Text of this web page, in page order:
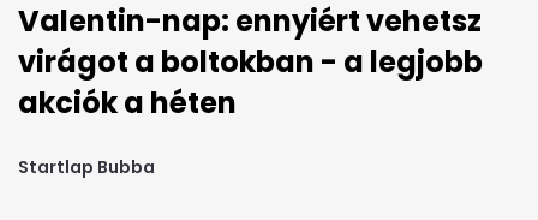
Valentin-nap: ennyiért vehetsz
virágot a boltokban - a legjobb
akciók a héten
Startlap Bubba